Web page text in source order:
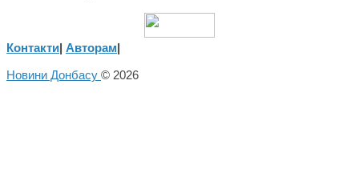
Контакти| Авторам|
Новини Донбасу © 2026